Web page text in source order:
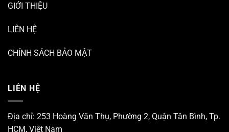
GIỚI THIỆU
LIÊN HỆ
CHÍNH SÁCH BẢO MẬT
LIÊN HỆ
Địa chỉ: 253 Hoàng Văn Thụ, Phường 2, Quận Tân Bình, Tp.
HCM, Việt Nam